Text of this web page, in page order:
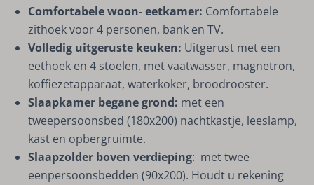
Comfortabele woon- eetkamer: Comfortabele
zithoek voor 4 personen, bank en TV.
Volledig uitgeruste keuken: Uitgerust met een
eethoek en 4 stoelen, met vaatwasser, magnetron,
koffiezetapparaat, waterkoker, broodrooster.
Slaapkamer begane grond: met een
tweepersoonsbed (180x200) nachtkastje, leeslamp,
kast en opbergruimte.
Slaapzolder boven verdieping: met twee
eenpersoonsbedden (90x200). Houdt u rekening